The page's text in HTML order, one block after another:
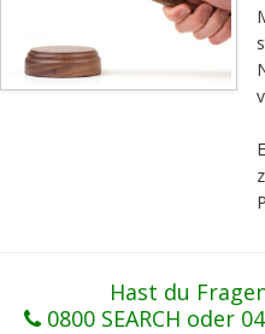
Hast du
0800 SEARCH oder